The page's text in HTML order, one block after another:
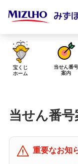
み
当せん金の受取
購入した宝くじ
宝くじ
ホーム
当せん番号
案内
当せん番号
重要なお知